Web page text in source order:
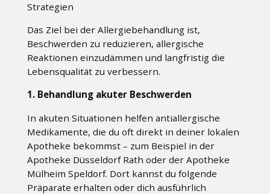
Strategien
Das Ziel bei der Allergiebehandlung ist,
Beschwerden zu reduzieren, allergische
Reaktionen einzudämmen und langfristig die
Lebensqualität zu verbessern.
1. Behandlung akuter Beschwerden
In akuten Situationen helfen antiallergische
Medikamente, die du oft direkt in deiner lokalen
Apotheke bekommst – zum Beispiel in der
Apotheke Düsseldorf Rath oder der Apotheke
Mülheim Speldorf. Dort kannst du folgende
Präparate erhalten oder dich ausführlich